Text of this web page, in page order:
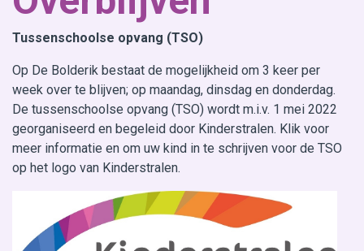
Contact
Tussenschoolse opvang (TSO)
Op De Bolderik bestaat de mogelijkheid om 3 keer per
week over te blijven; op maandag, dinsdag en donderdag.
De tussenschoolse opvang (TSO) wordt m.i.v. 1 mei 2022
georganiseerd en begeleid door Kinderstralen. Klik voor
meer informatie en om uw kind in te schrijven voor de TSO
op het logo van Kinderstralen.